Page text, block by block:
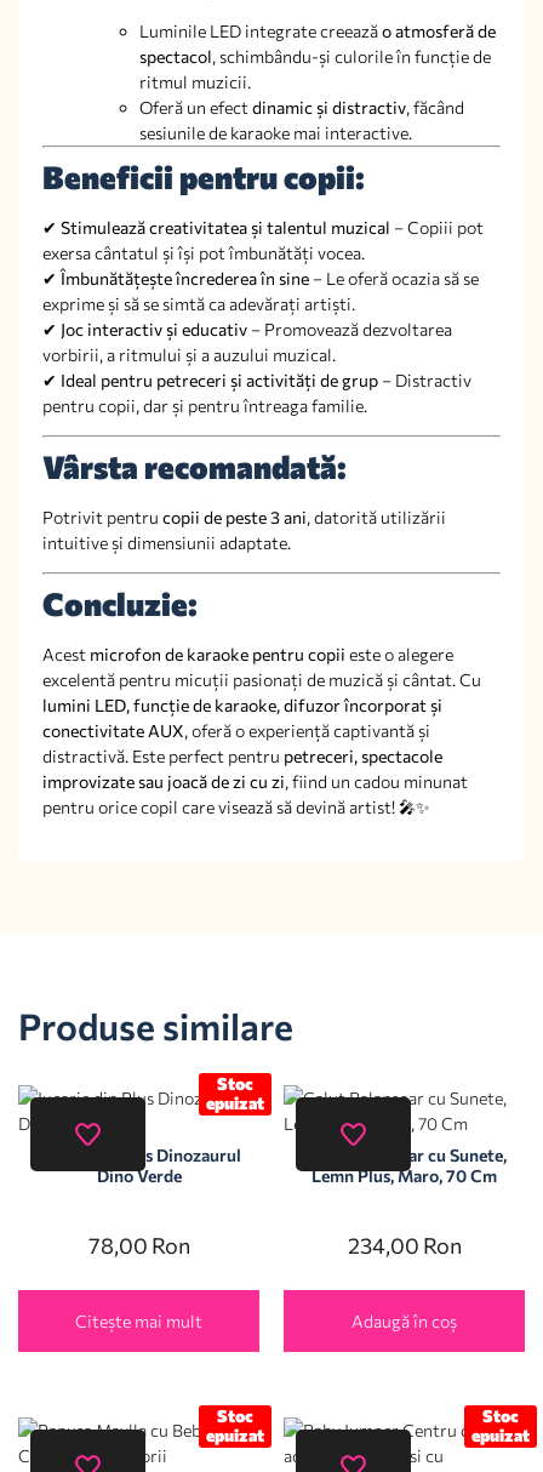
Luminile LED integrate creeazăo atmosferă de
spectacol, schimbându-și culorile în funcție de
ritmul muzicii.
Oferă un efectdinamic și distractiv, făcând
sesiunile de karaoke mai interactive.
Beneficii pentru copii:
✔ Stimulează creativitatea și talentul muzical – Copiii pot
exersa cântatul și își pot îmbunătăți vocea.
✔Îmbunătățește încrederea în sine – Le oferă ocazia să se
exprime și să se simtă ca adevărați artiști.
✔ Joc interactiv și educativ – Promovează dezvoltarea
vorbirii, a ritmului și a auzului muzical.
✔ Ideal pentru petreceri și activități de grup – Distractiv
pentru copii, dar și pentru întreaga familie.
Vârsta recomandată:
Potrivit pentru copii de peste 3 ani, datorită utilizării
intuitive și dimensiunii adaptate.
Concluzie:
Acest microfon de karaoke pentru copii este o alegere
excelentă pentru micuții pasionați de muzică și cântat. Cu
lumini LED, funcție de karaoke, difuzor încorporat și
conectivitate AUX, oferă o experiență captivantă și
distractivă. Este perfect pentru petreceri, spectacole
improvizate sau joacă de zi cu zi, fiind un cadou minunat
pentru orice copil care visează să devină artist! 🎤✨
Produse similare
Stoc
epuizat
Jucarie din Plus Dinozaurul
Dino Verde
78,00 Ron
Citește mai mult
Calut Balansoar cu Sunete,
Lemn Plus, Maro, 70 Cm
234,00 Ron
Adaugă în coș
Stoc
epuizat
Stoc
epuizat